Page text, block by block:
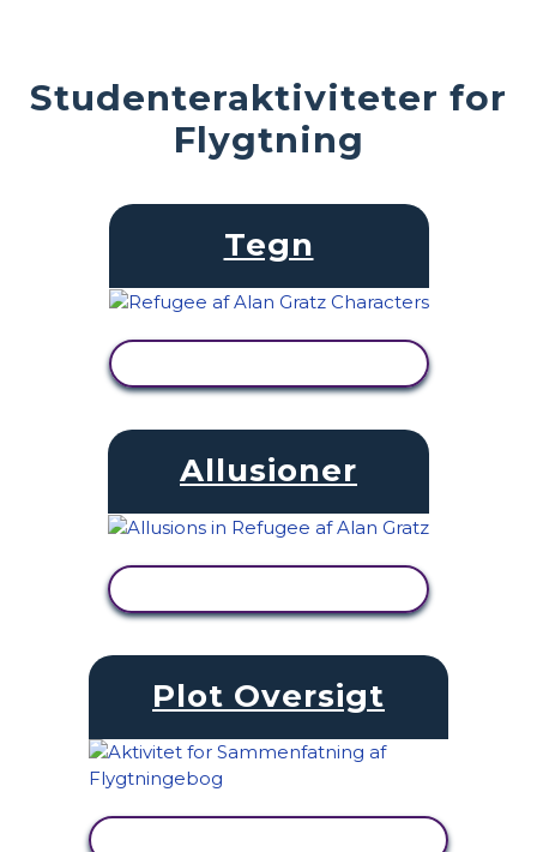
Studenteraktiviteter for
Flygtning
Tegn
Allusioner
Plot Oversigt